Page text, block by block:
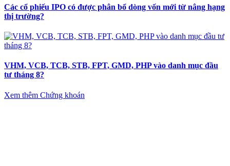
Các cổ phiếu IPO có được phân bổ dòng vốn mới từ nâng hạng
thị trường?
VHM, VCB, TCB, STB, FPT, GMD, PHP vào danh mục đầu
tư tháng 8?
Xem thêm Chứng khoán